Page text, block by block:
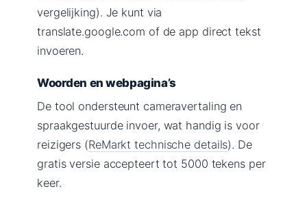
vergelijking). Je kunt via
translate.google.com of de app direct tekst
invoeren.
Woorden en webpagina’s
De tool ondersteunt cameravertaling en
spraakgestuurde invoer, wat handig is voor
reizigers (ReMarkt technische details). De
gratis versie accepteert tot 5000 tekens per
keer.